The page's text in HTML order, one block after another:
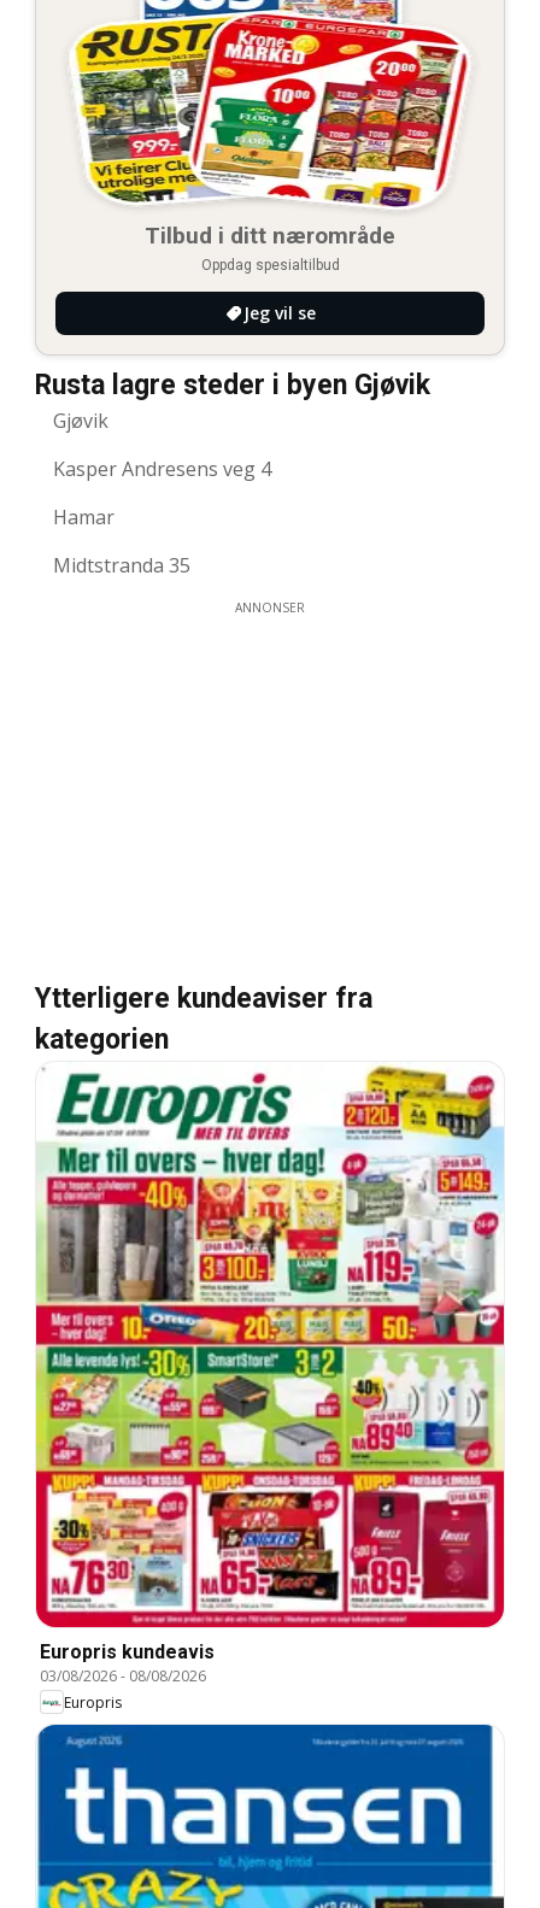
Tilbud i ditt nærområde
Oppdag spesialtilbud
Jeg vil se
Rusta lagre steder i byen Gjøvik
Gjøvik
Kasper Andresens veg 4
Hamar
Midtstranda 35
ANNONSER
Ytterligere kundeaviser fra
kategorien
Europris kundeavis
03/08/2026- 08/08/2026
Europris